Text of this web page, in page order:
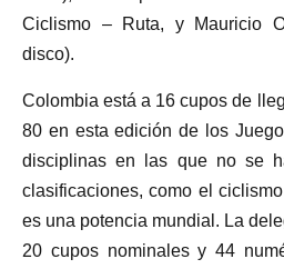
Ciclismo – Ruta, y Mauricio
disco).
Colombia está a 16 cupos de
80 en esta edición de los
disciplinas en las que no se
clasificaciones, como el
es una potencia mundial. La
20 cupos nominales y 44